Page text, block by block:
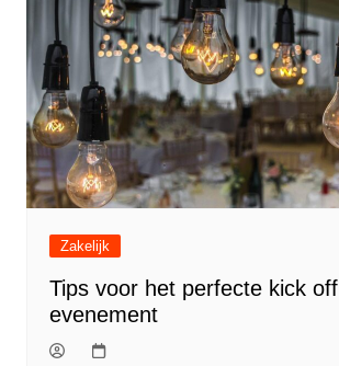
Zakelijk
Tips voor het perfecte kick off
evenement